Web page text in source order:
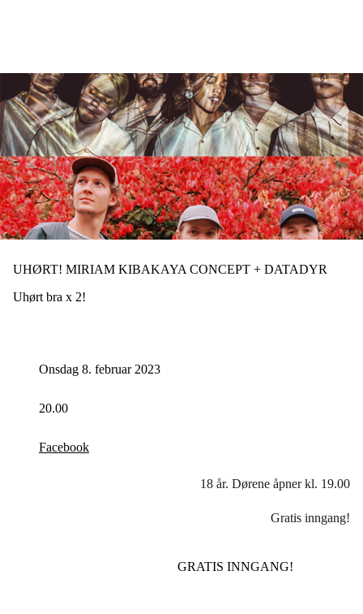
UHØRT! MIRIAM KIBAKAYA CONCEPT + DATADYR
Uhørt bra x 2!
Onsdag 8. februar 2023
20.00
Facebook
18 år. Dørene åpner kl. 19.00
Gratis inngang!
GRATIS INNGANG!